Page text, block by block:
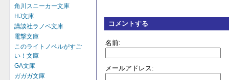
角川スニーカー文庫
HJ文庫
講談社ラノベ文庫
電撃文庫
このライトノベルがすご
い！文庫
GA文庫
ガガガ文庫
コメントする
名前:
メールアドレス: